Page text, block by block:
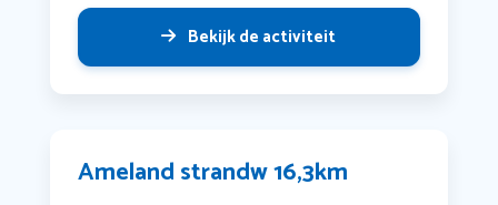
Bekijk de activiteit
Ameland strandw 16,3km